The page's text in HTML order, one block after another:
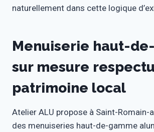
naturellement dans cette logique
Menuiserie haut-
sur mesure
patrimoine local
Atelier ALU propose à Saint-Romain-
des menuiseries haut-de-gamme